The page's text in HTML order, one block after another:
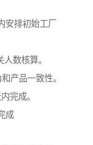
安排初始工厂
数核算。
产品一致性。
完成。
成